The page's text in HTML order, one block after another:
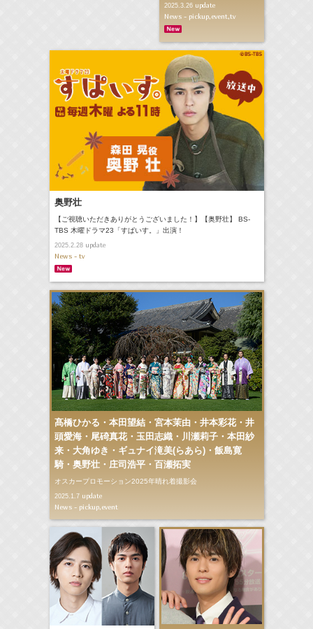
2025.3.26update
News - pickup,event,tv
奥野壮
【ご視聴いただきありがとうございました！】【奥野壮】 BS-
TBS 木曜ドラマ23「すぱいす。」出演！
2025.2.28update
News - tv
髙橋ひかる・本田望結・宮本茉由・井本彩花・井
頭愛海・尾碕真花・玉田志織・川瀬莉子・本田紗
来・大角ゆき・ギュナイ滝美(らあら)・飯島寛
騎・奥野壮・庄司浩平・百瀬拓実
オスカープロモーション2025年晴れ着撮影会
2025.1.7update
News - pickup,event